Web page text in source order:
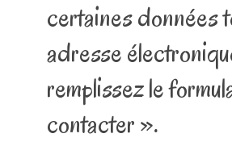
certaines données
adresse
remplissez le
contacter ».